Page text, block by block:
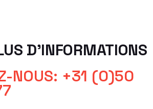
D'INFORMATIONS
NOUS: +31 (0)50